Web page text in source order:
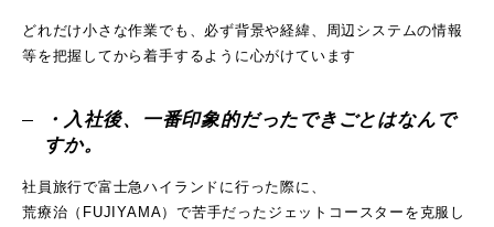
どれだけ小さな作業でも、必ず背景や経緯、周辺システムの情報
等を把握してから着手するように心がけています
・入社後、一番印象的だったできごとはなんで
すか。
社員旅行で富士急ハイランドに行った際に、
荒療治（FUJIYAMA）で苦手だったジェットコースターを克服し